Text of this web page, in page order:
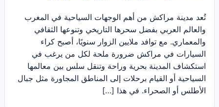
تُعد مدينة مراكش من أهم الوجهات السياحية في المغرب
والعالم العربي بفضل سحرها التاريخي وتنوعها الثقافي
والمعماري. مع توافد ملايين الزوار سنويًا، أصبح كراء
السيارات في مراكش ضرورة ملحة لكل من يرغب في
استكشاف المدينة بحرية وراحة وتنقل سلس بين معالمها
السياحية أو القيام برحلات إلى المناطق المجاورة مثل جبال
الأطلس أو الصحراء. في هذا […]